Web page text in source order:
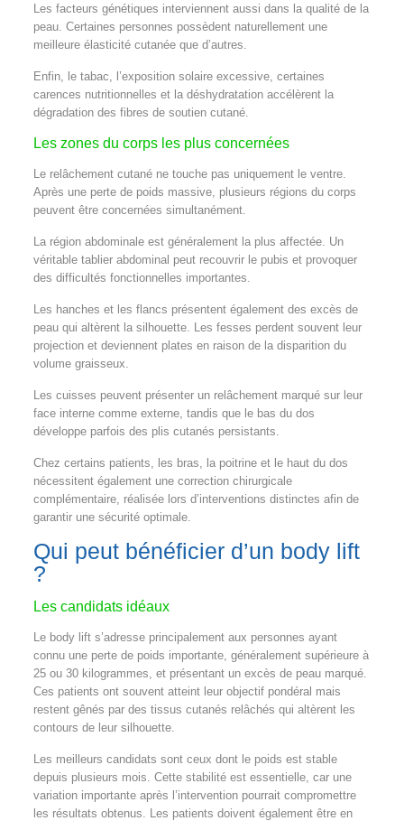
Les facteurs génétiques interviennent aussi dans la qualité de la
peau. Certaines personnes possèdent naturellement une
meilleure élasticité cutanée que d’autres.
Enfin, le tabac, l’exposition solaire excessive, certaines
carences nutritionnelles et la déshydratation accélèrent la
dégradation des fibres de soutien cutané.
Les zones du corps les plus concernées
Le relâchement cutané ne touche pas uniquement le ventre.
Après une perte de poids massive, plusieurs régions du corps
peuvent être concernées simultanément.
La région abdominale est généralement la plus affectée. Un
véritable tablier abdominal peut recouvrir le pubis et provoquer
des difficultés fonctionnelles importantes.
Les hanches et les flancs présentent également des excès de
peau qui altèrent la silhouette. Les fesses perdent souvent leur
projection et deviennent plates en raison de la disparition du
volume graisseux.
Les cuisses peuvent présenter un relâchement marqué sur leur
face interne comme externe, tandis que le bas du dos
développe parfois des plis cutanés persistants.
Chez certains patients, les bras, la poitrine et le haut du dos
nécessitent également une correction chirurgicale
complémentaire, réalisée lors d’interventions distinctes afin de
garantir une sécurité optimale.
Qui peut bénéficier d’un body lift
?
Les candidats idéaux
Le body lift s’adresse principalement aux personnes ayant
connu une perte de poids importante, généralement supérieure à
25 ou 30 kilogrammes, et présentant un excès de peau marqué.
Ces patients ont souvent atteint leur objectif pondéral mais
restent gênés par des tissus cutanés relâchés qui altèrent les
contours de leur silhouette.
Les meilleurs candidats sont ceux dont le poids est stable
depuis plusieurs mois. Cette stabilité est essentielle, car une
variation importante après l’intervention pourrait compromettre
les résultats obtenus. Les patients doivent également être en